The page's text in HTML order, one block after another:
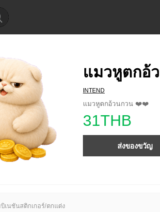
แมวหูตก
INTEND
แมวหูตกอ้วนกวน ❤️❤️
31THB
ส่งของขวัญ
เนชันสติกเกอร์/ตกแต่ง